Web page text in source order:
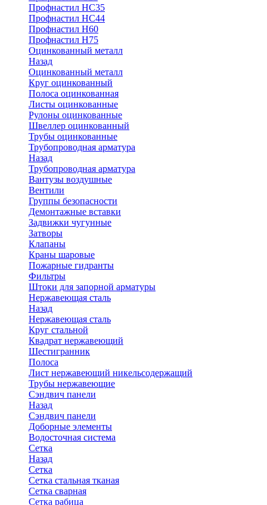
Профнастил НС35
Профнастил НС44
Профнастил Н60
Профнастил Н75
Оцинкованный металл
Назад
Оцинкованный металл
Круг оцинкованный
Полоса оцинкованная
Листы оцинкованные
Рулоны оцинкованные
Швеллер оцинкованный
Трубы оцинкованные
Трубопроводная арматура
Назад
Трубопроводная арматура
Вантузы воздушные
Вентили
Группы безопасности
Демонтажные вставки
Задвижки чугунные
Затворы
Клапаны
Краны шаровые
Пожарные гидранты
Фильтры
Штоки для запорной арматуры
Нержавеющая сталь
Назад
Нержавеющая сталь
Круг стальной
Квадрат нержавеющий
Шестигранник
Полоса
Лист нержавеющий никельсодержащий
Трубы нержавеющие
Сэндвич панели
Назад
Сэндвич панели
Доборные элементы
Водосточная система
Сетка
Назад
Сетка
Сетка стальная тканая
Сетка сварная
Сетка рабица